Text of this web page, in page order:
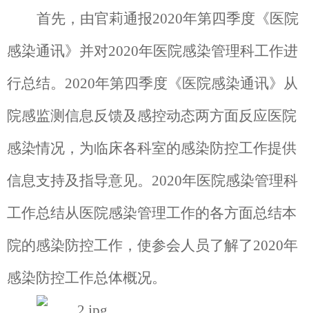
首先，由官莉通报2020年第四季度《医院
感染通讯》并对2020年医院感染管理科工作进
行总结。 2020年第四季度《医院感染通讯》从
院感监测信息反馈及感控动态两方面反应医院
感染情况，为临床各科室的感染防控工作提供
信息支持及指导意见。 2020年医院感染管理科
工作总结从医院感染管理工作的各方面总结本
院的感染防控工作，使参会人员了解了2020年
感染防控工作总体概况。